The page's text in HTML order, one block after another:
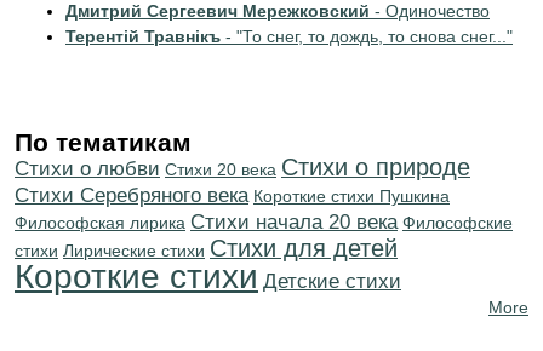
Дмитрий Сергеевич Мережковский - Одиночество
Терентiй Травнiкъ - "То снег, то дождь, то снова снег..."
По тематикам
Стихи о любви Стихи 20 века Стихи о природе
Cтихи Серебряного века Короткие стихи Пушкина
Философская лирика Cтихи начала 20 века Философские
стихи Лирические стихи Стихи для детей
Короткие стихи Детские стихи
More